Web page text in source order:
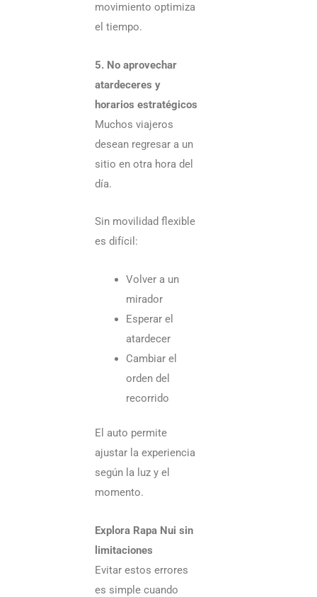
movimiento optimiza
el tiempo.
5. No aprovechar
atardeceres y
horarios estratégicos
Muchos viajeros
desean regresar a un
sitio en otra hora del
día.
Sin movilidad flexible
es difícil:
Volver a un
mirador
Esperar el
atardecer
Cambiar el
orden del
recorrido
El auto permite
ajustar la experiencia
según la luz y el
momento.
Explora Rapa Nui sin
limitaciones
Evitar estos errores
es simple cuando